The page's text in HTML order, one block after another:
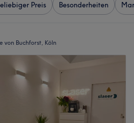
Preis Besonderheiten
von Buchforst, Köln